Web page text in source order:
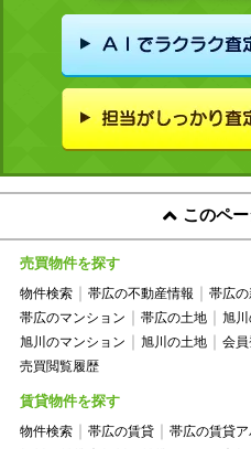
このペ
売買物件を探す
物件検索 帯広の不動産情報 帯広
帯広のマンション
帯広の土地 旭
旭川のマンション
旭川の土地 会
売買閲覧履歴
賃貸物件を探す
物件検索 帯広の賃貸 帯広の賃貸ア